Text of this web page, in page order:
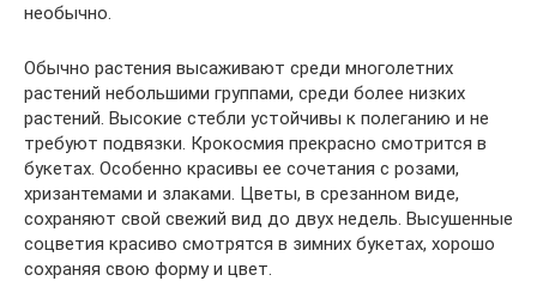
необычно.
Обычно растения высаживают среди многолетних
растений небольшими группами, среди более низких
растений. Высокие стебли устойчивы к полеганию и не
требуют подвязки. Крокосмия прекрасно смотрится в
букетах. Особенно красивы ее сочетания с розами,
хризантемами и злаками. Цветы, в срезанном виде,
сохраняют свой свежий вид до двух недель. Высушенные
соцветия красиво смотрятся в зимних букетах, хорошо
сохраняя свою форму и цвет.